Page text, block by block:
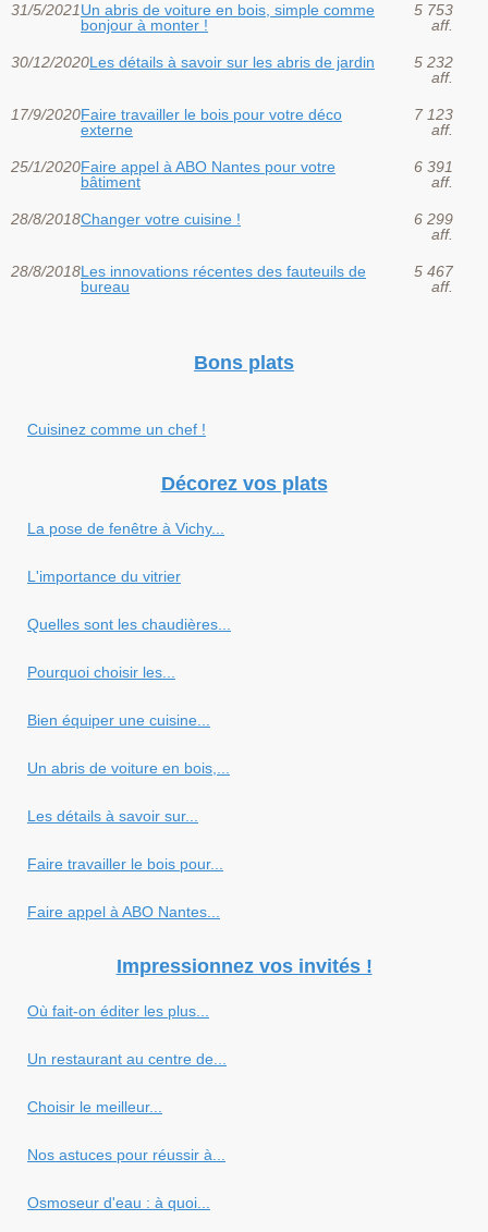
31/5/2021Un abris de voiture en bois, simple comme
bonjour à monter !
5 753
aff.
30/12/2020Les détails à savoir sur les abris de jardin
5 232
aff.
17/9/2020Faire travailler le bois pour votre déco
externe
7 123
aff.
25/1/2020Faire appel à ABO Nantes pour votre
bâtiment
6 391
aff.
28/8/2018Changer votre cuisine !
6 299
aff.
28/8/2018Les innovations récentes des fauteuils de
bureau
5 467
aff.
Bons plats
Cuisinez comme un chef !
Décorez vos plats
La pose de fenêtre à Vichy...
L'importance du vitrier
Quelles sont les chaudières...
Pourquoi choisir les...
Bien équiper une cuisine...
Un abris de voiture en bois,...
Les détails à savoir sur...
Faire travailler le bois pour...
Faire appel à ABO Nantes...
Impressionnez vos invités !
Où fait-on éditer les plus...
Un restaurant au centre de...
Choisir le meilleur...
Nos astuces pour réussir à...
Osmoseur d'eau : à quoi...